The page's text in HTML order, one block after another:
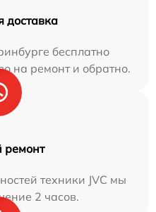
доставка
бесплатно
на ремонт и обратно.
ремонт
техники JVC мы
2 часов.